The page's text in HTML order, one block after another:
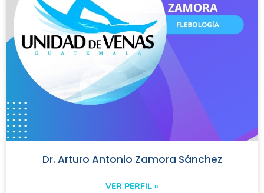
Dr. Arturo Antonio Zamora Sánchez
VER PERFIL »